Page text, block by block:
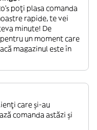
poți plasa comanda
rapide, te vei
minute! De
un moment care
magazinul este în
care și-au
comanda astăzi și